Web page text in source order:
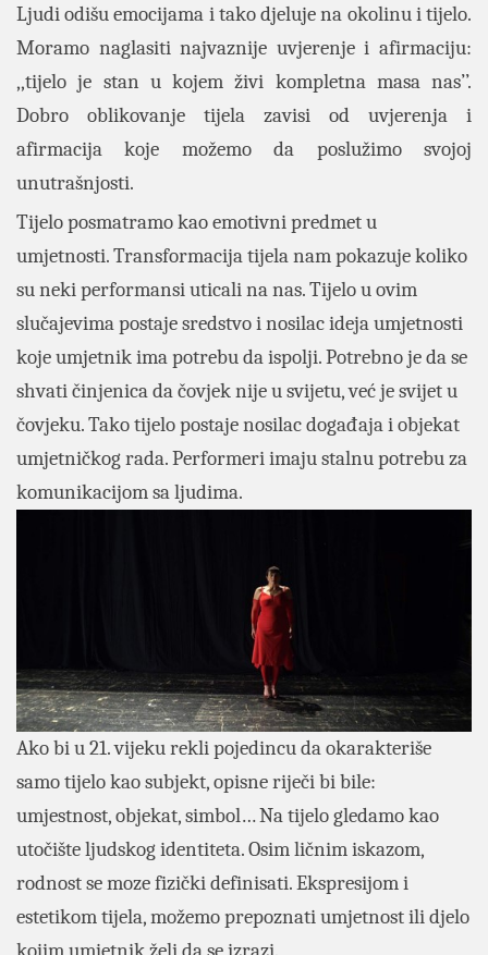
Ljudi odišu emocijama i tako djeluje na okolinu i tijelo.
Moramo naglasiti najvaznije uvjerenje i afirmaciju:
,,tijelo je stan u kojem živi kompletna masa nas’’.
Dobro oblikovanje tijela zavisi od uvjerenja i
afirmacija koje možemo da poslužimo svojoj
unutrašnjosti.
Tijelo posmatramo kao emotivni predmet u
umjetnosti. Transformacija tijela nam pokazuje koliko
su neki performansi uticali na nas. Tijelo u ovim
slučajevima postaje sredstvo i nosilac ideja umjetnosti
koje umjetnik ima potrebu da ispolji. Potrebno je da se
shvati činjenica da čovjek nije u svijetu, već je svijet u
čovjeku. Tako tijelo postaje nosilac događaja i objekat
umjetničkog rada. Performeri imaju stalnu potrebu za
komunikacijom sa ljudima.
Ako bi u 21. vijeku rekli pojedincu da okarakteriše
samo tijelo kao subjekt, opisne riječi bibile:
umjestnost, objekat, simbol… Na tijelo gledamo kao
utočište ljudskog identiteta. Osim ličnim iskazom,
rodnost se moze fizički definisati. Ekspresijom i
estetikom tijela, možemo prepoznati umjetnost ili djelo